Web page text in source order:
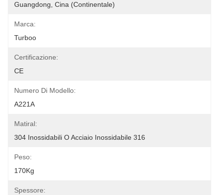
Guangdong, Cina (continentale)
Marca:
Turboo
Certificazione:
CE
Numero Di Modello:
A221A
Matiral:
304 Inossidabili O Acciaio Inossidabile 316
Peso:
170Kg
Spessore: